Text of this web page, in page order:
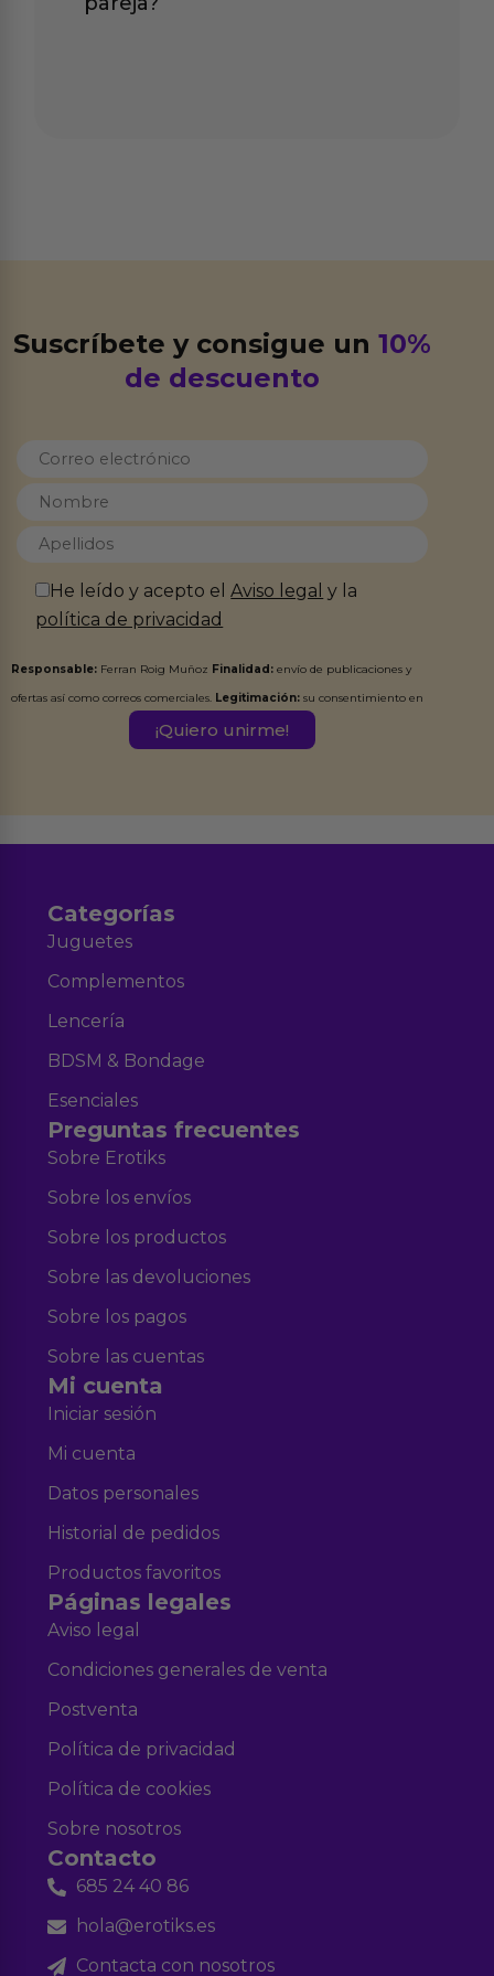
Suscríbete y consigue un10%
de descuento
He leído y acepto elAviso legal y la
política de privacidad
Responsable: Ferran Roig Muñoz Finalidad: envío de publicaciones y
ofertas así como correos comerciales. Legitimación: su consentimiento en
Destinatarios:Ferran Roig Muñoz. Podrás ejercer tus
Categorías
Juguetes
Complementos
Lencería
BDSM & Bondage
Esenciales
Preguntas frecuentes
Sobre Erotiks
Sobre los envíos
Sobre los productos
Sobre las devoluciones
Sobre los pagos
Sobre las cuentas
Mi cuenta
Iniciar sesión
Mi cuenta
Datos personales
Historial de pedidos
Productos favoritos
Páginas legales
Aviso legal
Condiciones generales de venta
Postventa
Política de privacidad
Política de cookies
Sobre nosotros
Contacto
685 24 40 86
hola@erotiks.es
Contacta con nosotros